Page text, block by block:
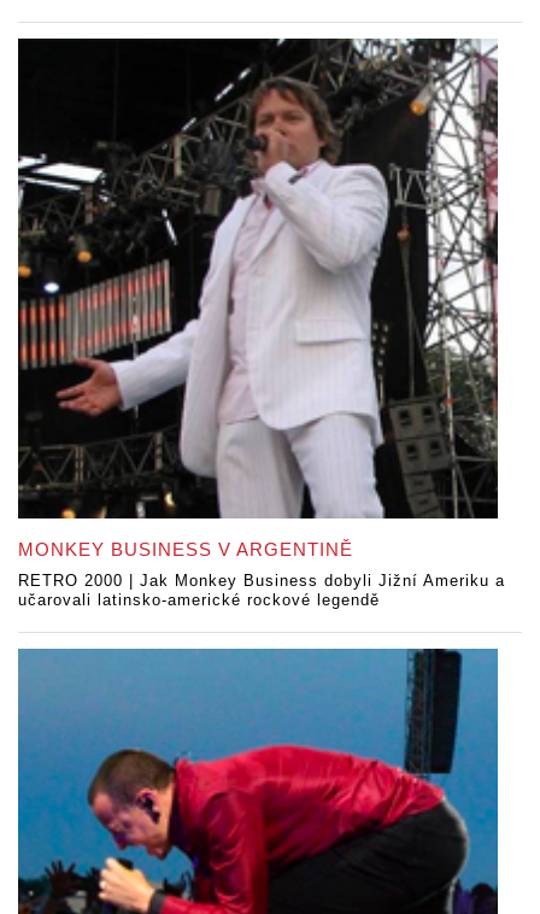
MONKEY BUSINESS V ARGENTINĚ
RETRO 2000 | Jak Monkey Business dobyli Jižní Ameriku a
učarovali latinsko-americké rockové legendě